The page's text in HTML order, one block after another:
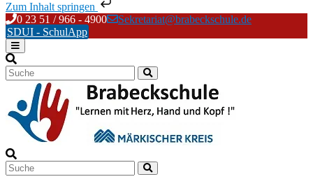
Zum Inhalt springen
Skip
to
content
0 23 51 / 966 - 4900
Sekretariat@brabeckschule.de
SDUI - SchulApp